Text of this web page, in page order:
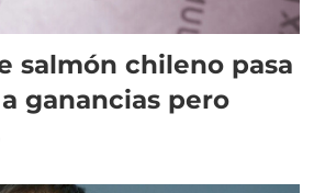
salmón chileno pasa
ganancias pero